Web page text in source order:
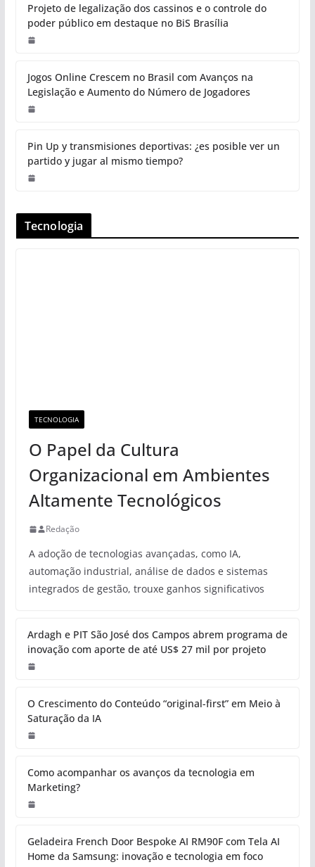
Projeto de legalização dos cassinos e o controle do
poder público em destaque no BiS Brasília
Jogos Online Crescem no Brasil com Avanços na
Legislação e Aumento do Número de Jogadores
Pin Up y transmisiones deportivas: ¿es posible ver un
partido y jugar al mismo tiempo?
Tecnologia
TECNOLOGIA
O Papel da Cultura
Organizacional em Ambientes
Altamente Tecnológicos
Redação
A adoção de tecnologias avançadas, como IA,
automação industrial, análise de dados e sistemas
integrados de gestão, trouxe ganhos significativos
Ardagh e PIT São José dos Campos abrem programa de
inovação com aporte de até US$ 27 mil por projeto
O Crescimento do Conteúdo “original-first” em Meio à
Saturação da IA
Como acompanhar os avanços da tecnologia em
Marketing?
Geladeira French Door Bespoke AI RM90F com Tela AI
Home da Samsung: inovação e tecnologia em foco